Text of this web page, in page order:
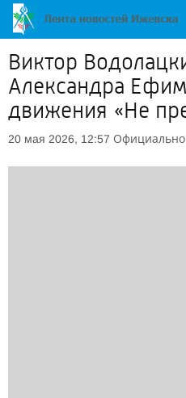
Виктор
Александра
движения «Не
20 мая 2026, 12:57 Официально